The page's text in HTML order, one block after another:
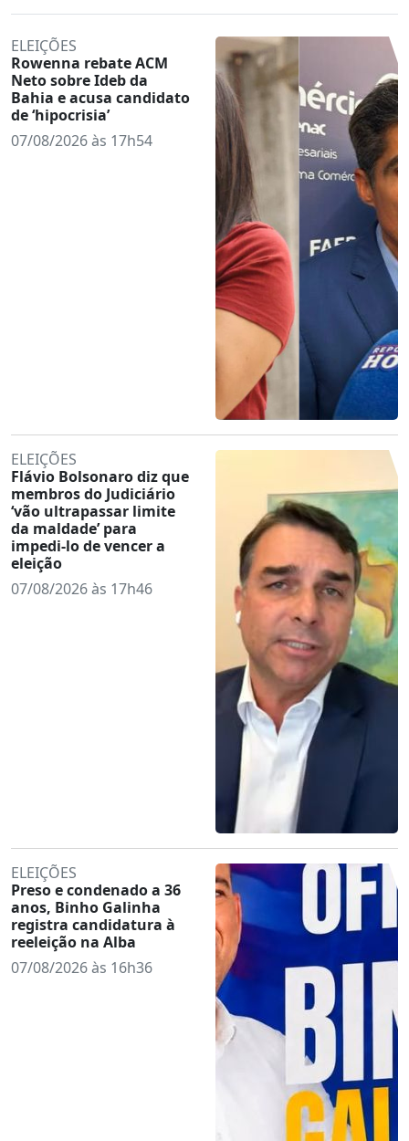
ELEIÇÕES
Rowenna rebate ACM
Neto sobre Ideb da
Bahia e acusa candidato
de ‘hipocrisia’
07/08/2026 às 17h54
ELEIÇÕES
Flávio Bolsonaro diz que
membros do Judiciário
‘vão ultrapassar limite
da maldade’ para
impedi-lo de vencer a
eleição
07/08/2026 às 17h46
ELEIÇÕES
Preso e condenado a 36
anos, Binho Galinha
registra candidatura à
reeleição na Alba
07/08/2026 às 16h36